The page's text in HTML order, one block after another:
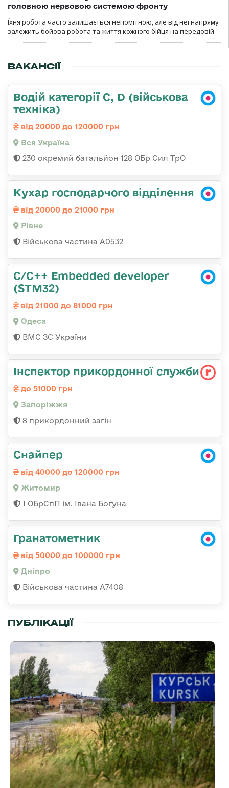
головною нервовою системою фронту
Їхня робота часто залишається непомітною, але від неї напряму
залежить бойова робота та життя кожного бійця на передовій.
ВАКАНСІЇ
Водій категорії C, D (військова
техніка)
від 20000 до 120000 грн
Вся Україна
230 окремий батальйон 128 ОБр Сил ТрО
Кухар господарчого відділення
від 20000 до 21000 грн
Рівне
Військова частина А0532
C/C++ Embedded developer
(STM32)
від 21000 до 81000 грн
Одеса
ВМС ЗС України
Інспектор прикордонної служби
до 51000 грн
Запоріжжя
8 прикордонний загін
Снайпер
від 40000 до 120000 грн
Житомир
1 ОБрСпП ім. Івана Богуна
Гранатометник
від 50000 до 100000 грн
Дніпро
Військова частина А7408
ПУБЛІКАЦІЇ